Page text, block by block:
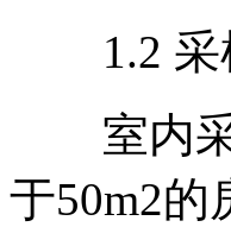
1.2 采
室内采
于50m2的